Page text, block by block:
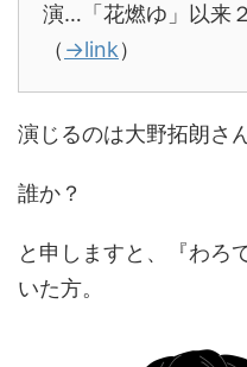
演…「花燃ゆ」以来
（ →link）
演じるのは大野拓朗さ
誰か？
と申しますと、『わろ
いた方。